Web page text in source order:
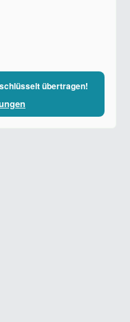
übertragen!